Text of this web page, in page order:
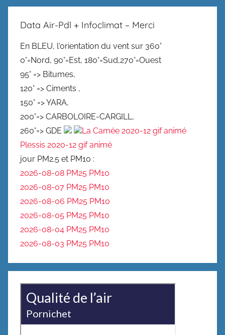
Data Air-Pdl + Infoclimat – Merci
En BLEU, l'orientation du vent sur 360°
0°=Nord, 90°=Est, 180°=Sud,270°=Ouest
95° => Bitumes,
120° => Ciments ,
150° => YARA,
200°=> CARBOLOIRE-CARGILL,
260°=> GDE
La Camée 2020-12 gif animé
Plessis 2020-12 gif animé
jour PM2.5 et PM10 :
2026-08-08 PM25 PM10
2026-08-07 PM25 PM10
2026-08-06 PM25 PM10
2026-08-05 PM25 PM10
2026-08-04 PM25 PM10
2026-08-03 PM25 PM10